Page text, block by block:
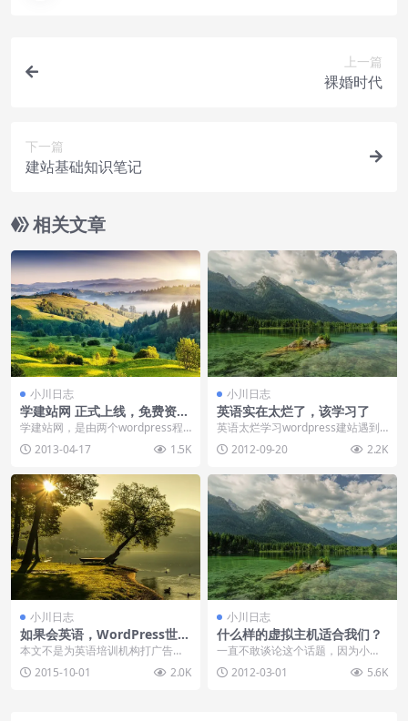
上一篇
裸婚时代
下一篇
建站基础知识笔记
相关文章
小川日志
学建站网 正式上线，免费资源
+至尊VIP形式为大家服务！
学建站网，是由两个wordpress程
序爱好者，采用wp4.3程序搭建，
目的是为...
2013-04-17 1.5K
小川日志
英语实在太烂了，该学习了
英语太烂学习wordpress建站遇到
瓶颈，很多标签记不住，写不全，
郁闷…… 音...
2012-09-20 2.2K
小川日志
如果会英语，WordPress世界
将是多么的精彩！
本文不是为英语培训机构打广告，
而是从用途来说由衷感慨！ 因为学
习wordpres...
2015-10-01 2.0K
小川日志
什么样的虚拟主机适合我们？
一直不敢谈论这个话题，因为小川
也曾为此烦恼了很久，记得前些时
候网站都不敢让别人同...
2012-03-01 5.6K